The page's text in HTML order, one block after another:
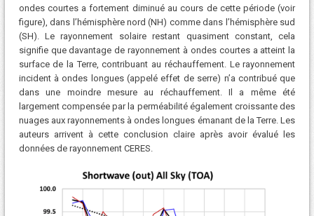
ondes courtes a fortement diminué au cours de cette période (voir
figure), dans l’hémisphère nord (NH) comme dans l’hémisphère sud
(SH). Le rayonnement solaire restant quasiment constant, cela
signifie que davantage de rayonnement à ondes courtes a atteint la
surface de la Terre, contribuant au réchauffement. Le rayonnement
incident à ondes longues (appelé effet de serre) n’a contribué que
dans une moindre mesure au réchauffement. Il a même été
largement compensée par la perméabilité également croissante des
nuages ​​aux rayonnements à ondes longues émanant de la Terre. Les
auteurs arrivent à cette conclusion claire après avoir évalué les
données de rayonnement CERES.